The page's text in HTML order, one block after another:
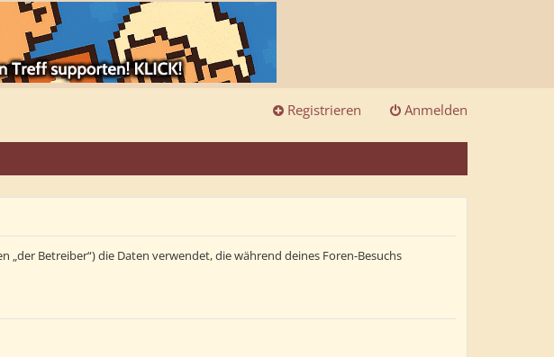
Anmelden
Registrieren
Betreiber“) die Daten verwendet, die während deines Foren-Besuchs